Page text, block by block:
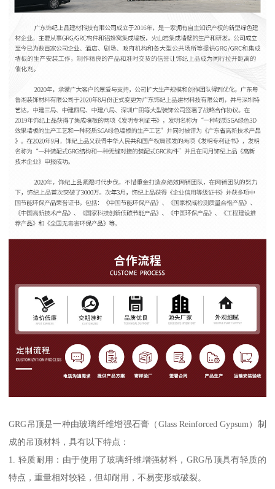
GRG吊顶是一种由玻璃纤维增强石膏（Glass Reinforced Gypsum）制
成的吊顶材料，具有以下特点：
1. 轻质耐用：由于使用了玻璃纤维增强材料，GRG吊顶具有轻质的
特点，重量相对较轻，但却耐用，不易变形或破裂。